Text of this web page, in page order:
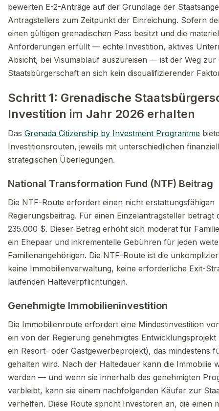
bewerten E-2-Anträge auf der Grundlage der
Antragstellers zum Zeitpunkt der Einreichung. Sofern
einen gültigen grenadischen Pass besitzt und die
Anforderungen erfüllt — echte Investition, aktives
Absicht, bei Visumablauf auszureisen — ist der Weg
Staatsbürgerschaft an sich kein disqualifizierender
Schritt 1: Grenadische
Investition im Jahr 2026 erhalten
Das Grenada Citizenship by Investment Programme
Investitionsrouten, jeweils mit unterschiedlichen
strategischen Überlegungen.
National Transformation Fund (NTF) Beitrag
Die NTF-Route erfordert einen nicht erstattungsfähigen
Regierungsbeitrag. Für einen Einzelantragsteller beträgt
235.000 $. Dieser Betrag erhöht sich moderat für
ein Ehepaar und inkrementelle Gebühren für jeden
Familienangehörigen. Die NTF-Route ist die
keine Immobilienverwaltung, keine erforderliche Exit-
laufenden Halteverpflichtungen.
Genehmigte Immobilieninvestition
Die Immobilienroute erfordert eine Mindestinvestition
ein von der Regierung genehmigtes
ein Resort- oder Gastgewerbeprojekt), das mindestens
gehalten wird. Nach der Haltedauer kann die Immobilie
werden — und wenn sie innerhalb des genehmigten
verbleibt, kann sie einem nachfolgenden Käufer zur
verhelfen. Diese Route spricht Investoren an, die einen